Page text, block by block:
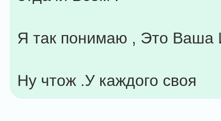
Я так понимаю , Это Ваша
Ну чтож .У каждого своя